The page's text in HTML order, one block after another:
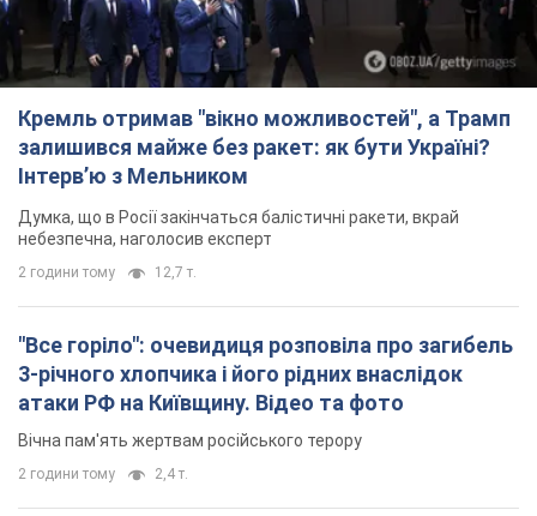
Кремль отримав "вікно можливостей", а Трамп
залишився майже без ракет: як бути Україні?
Інтерв’ю з Мельником
Думка, що в Росії закінчаться балістичні ракети, вкрай
небезпечна, наголосив експерт
2 години тому 12,7 т.
"Все горіло": очевидиця розповіла про загибель
3-річного хлопчика і його рідних внаслідок
атаки РФ на Київщину. Відео та фото
Вічна пам'ять жертвам російського терору
2 години тому 2,4 т.